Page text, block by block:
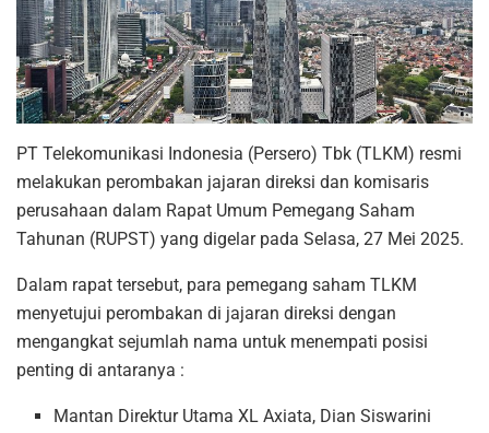
PT Telekomunikasi Indonesia (Persero) Tbk (TLKM) resmi
melakukan perombakan jajaran direksi dan komisaris
perusahaan dalam Rapat Umum Pemegang Saham
Tahunan (RUPST) yang digelar pada Selasa, 27 Mei 2025.
Dalam rapat tersebut, para pemegang saham TLKM
menyetujui perombakan di jajaran direksi dengan
mengangkat sejumlah nama untuk menempati posisi
penting di antaranya :
Mantan Direktur Utama XL Axiata, Dian Siswarini